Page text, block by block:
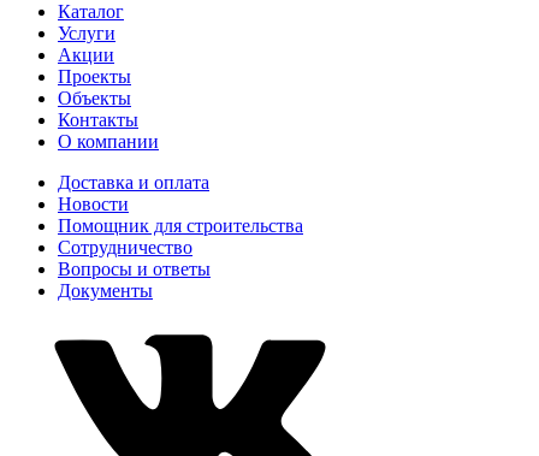
Каталог
Услуги
Акции
Проекты
Объекты
Контакты
О компании
Доставка и оплата
Новости
Помощник для строительства
Сотрудничество
Вопросы и ответы
Документы